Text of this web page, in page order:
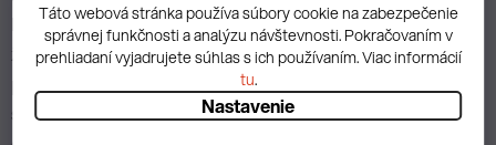
Táto webová stránka používa súbory cookie na zabezpečenie
správnej funkčnosti a analýzu návštevnosti. Pokračovaním v
prehliadaní vyjadrujete súhlas s ich používaním. Viac informácií
tu.
Nastavenie
kvalitného polypropylénu, ktorý zaručuje extrémnu
životnosť aj v náročných priemyselných podmienkach. Sú
plne optimalizované pre automatizované dopravníky a
spĺňajú najprísnejšie požiadavky na modernú logistiku a